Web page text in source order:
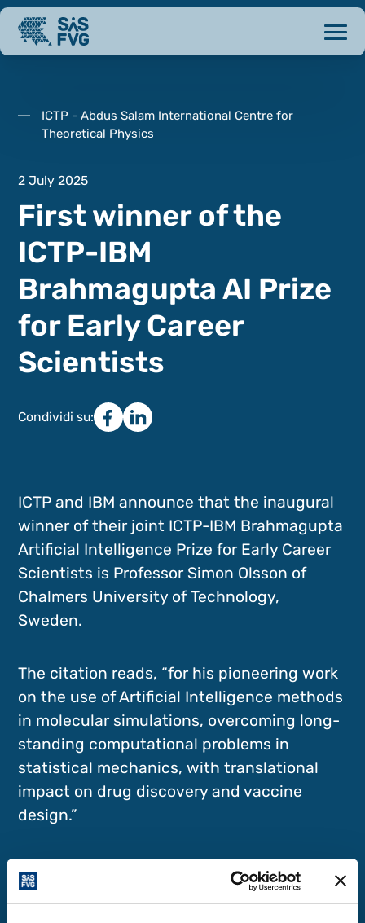
ICTP - Abdus Salam International Centre for
Theoretical Physics
2 July 2025
First winner of the
ICTP-IBM
Brahmagupta AI Prize
for Early Career
Scientists
Condividi su:
ICTP and IBM announce that the inaugural
winner of their joint ICTP-IBM Brahmagupta
Artificial Intelligence Prize for Early Career
Scientists is Professor Simon Olsson of
Chalmers University of Technology,
Sweden.
The citation reads, “for his pioneering work
on the use of Artificial Intelligence methods
in molecular simulations, overcoming long-
standing computational problems in
statistical mechanics, with translational
impact on drug discovery and vaccine
design.”